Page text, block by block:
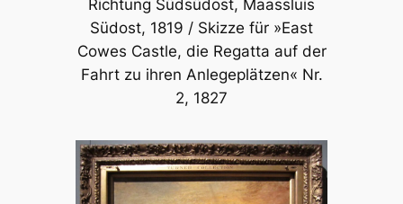
Richtung Südsüdost, Maassluis
Südost, 1819 / Skizze für »East
Cowes Castle, die Regatta auf der
Fahrt zu ihren Anlegeplätzen« Nr.
2, 1827